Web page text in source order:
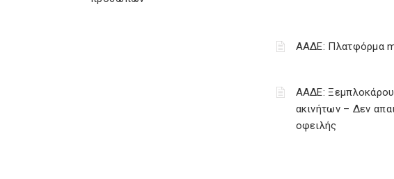
ΑΑΔΕ: Πλατφόρμα
ΑΑΔΕ:
ακινήτων – Δεν
οφειλής